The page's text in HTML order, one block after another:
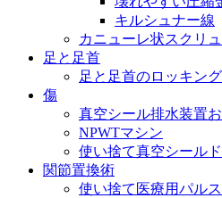
キルシュナー線
カニューレ状スクリ
足と足首
足と足首のロッキン
傷
真空シール排水装置
NPWTマシン
使い捨て真空シール
関節置換術
使い捨て医療用パル